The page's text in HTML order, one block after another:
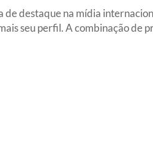
destaque na mídia
seu perfil. A combinação de